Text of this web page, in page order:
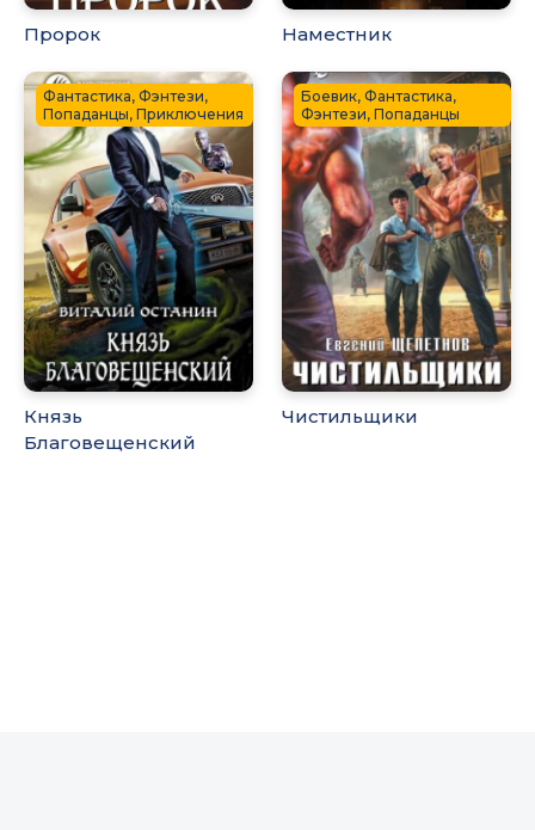
Пророк Наместник
Фантастика, Фэнтези,
Попаданцы, Приключения
Князь
Благовещенский
Боевик, Фантастика,
Фэнтези, Попаданцы
Чистильщики